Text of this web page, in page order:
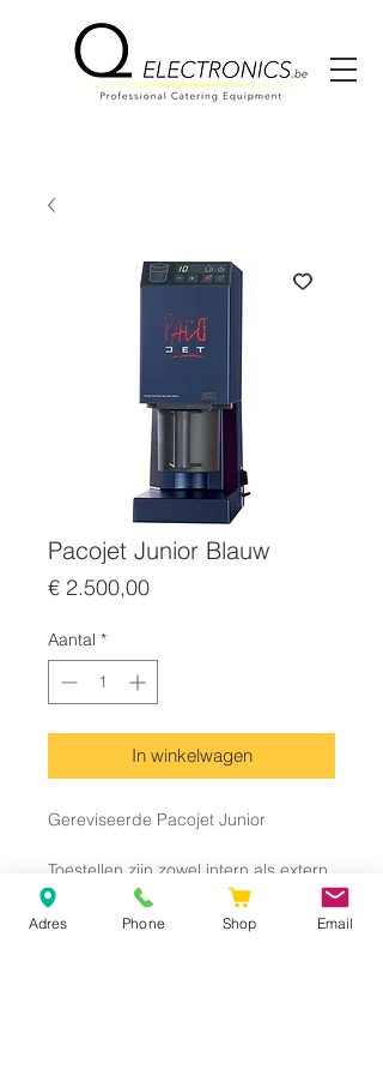
Pacojet Junior Blauw
€ 2.500,00Prijs
Aantal *
In winkelwagen
Gereviseerde Pacojet Junior
Toestellen zijn zowel intern als extern
nagekeken en verkeren in goede
staat.
Adres Phone Shop Email